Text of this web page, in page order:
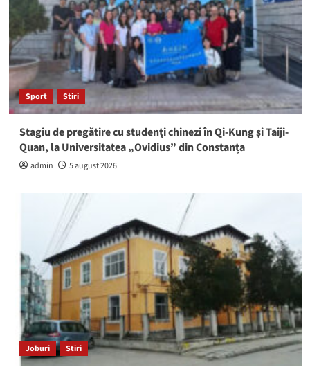
Sport Stiri
Stagiu de pregătire cu studenți chinezi în Qi-Kung și Taiji-
Quan, la Universitatea „Ovidius” din Constanța
admin 5 august 2026
Joburi Stiri